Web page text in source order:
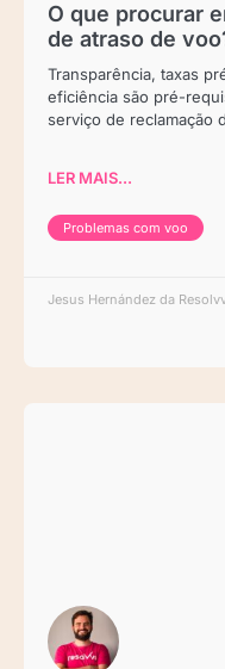
O que procurar
de atraso de
Transparência, taxas
eficiência são pré-
serviço de reclamação
LER MAIS...
Problemas com voo
Jesus Hernández da